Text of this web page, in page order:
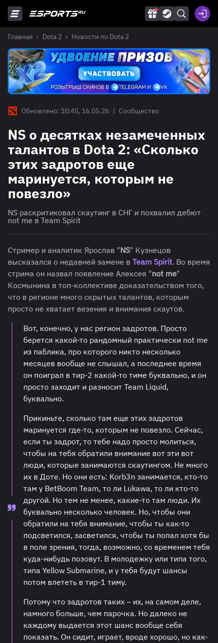
Главная Dota 2 Новости по Dota 2
Обновлено: 10:45, 16.05.26 | Сообщество
NS о десятках незамеченных
талантов в Dota 2: «Сколько
этих задротов еще
маринуется, которым не
повезло»
NS раскритиковал скаутинг в СНГ и похвалил дебют
not me в Team Spirit
Стример и аналитик Ярослав "NS" Кузнецов
высказался о недавней замене в Team Spirit. Во время
стрима он назвал появление Алексея "not me"
Космынина в топ-коллективе доказательством того,
что в регионе много скрытых талантов, которым
просто не хватает везения и внимания скаутов.
Вот, конечно, у нас регион задротов. Просто
берется какой-то рандомный практически not me
из паблика, про которого никто несколько
месяцев вообще не слышал, а последнее время
он поиграл в тир-2 какой-то тиме буквально, и он
просто заходит и разносит Team Liquid,
буквально.
Прикиньте, сколько там еще этих задротов
маринуется где-то, которым не повезло. Сейчас,
если ты задрот, то тебе надо просто молиться,
чтобы на тебя обратили внимание вот эти вот
люди, которые занимаются скаутингом. Не много
их в Доте. Но они есть: Korb3n занимается, кто-то
там у BetBoom Team, то ли Lukawa, то ли кто-то
другой. Но тем не менее, какие-то там люди. Их
буквально несколько человек. Но, чтобы они
обратили на тебя внимание, чтобы ты как-то
подсветился, засветился, чтобы ты попал хотя бы
в поле зрения, тогда, возможно, со временем тебя
куда-нибудь позовут. В молодежку или типа того,
типа Yellow Submarine, и у тебя будут шансы
потом влететь в тир-1 тиму.
Потому что задротов таких – их, на самом деле,
намного больше, чем парочка. Но далеко не
каждому выдается этот шанс вообще себя
показать. Он сидит, играет, вроде хорошо, но как-